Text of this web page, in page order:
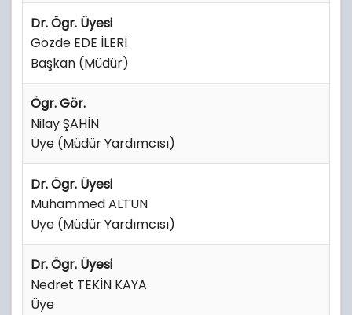
Dr. Ögr. Üyesi
Gözde EDE İLERİ
Başkan (Müdür)
Ögr. Gör.
Nilay ŞAHİN
Üye (Müdür Yardımcısı)
Dr. Ögr. Üyesi
Muhammed ALTUN
Üye (Müdür Yardımcısı)
Dr. Ögr. Üyesi
Nedret TEKİN KAYA
Üye